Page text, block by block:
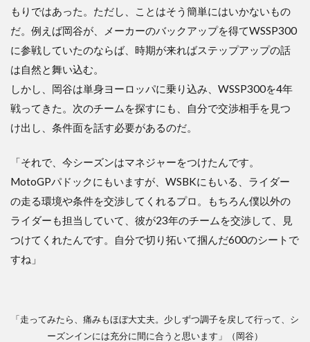
もりではあった。ただし、ことはそう簡単にはいかないもの
だ。例えば岡谷が、メーカーのバックアップを得てWSSP300
に参戦していたのならば、時期が来ればステップアップの話
は自然と舞い込む。
しかし、岡谷は単身ヨーロッパに乗り込み、WSSP300を4年
戦ってきた。次のチームを探すにも、自分で交渉相手を見つ
け出し、条件面を話す必要があるのだ。
「それで、今シーズンはマネジャーをつけたんです。
MotoGPパドックにもいますが、WSBKにもいる、ライダー
の走る環境や条件を交渉してくれるプロ。もちろん僕以外の
ライダーも担当していて、彼が23年のチームを交渉して、見
つけてくれたんです。自分で切り拓いて掴んだ600のシートで
すね」
「走ってみたら、痛みもほぼ大丈夫。少しずつ調子を戻して行って、シ
ーズンインには充分に間に合うと思います」（岡谷）